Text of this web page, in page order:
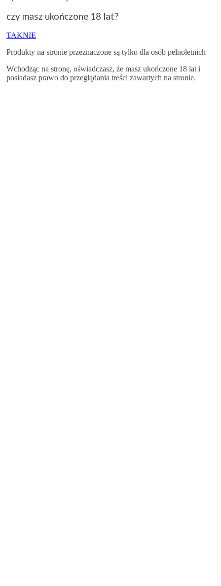
czy masz ukończone 18 lat?
TAKNIE
Produkty na stronie przeznaczone są tylko dla osób pełnoletnich
Wchodząc na stronę, oświadczasz, że masz ukończone 18 lat i
posiadasz prawo do przeglądania treści zawartych na stronie.